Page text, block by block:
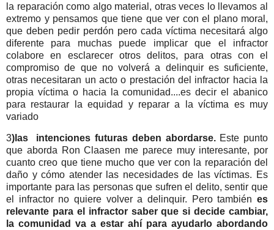
la reparación como algo material, otras veces lo llevamos al
extremo y pensamos que tiene que ver con el plano moral,
que deben pedir perdón pero cada víctima necesitará algo
diferente para muchas puede implicar que el infractor
colabore en esclarecer otros delitos, para otras con el
compromiso de que no volverá a delinquir es suficiente,
otras necesitaran un acto o prestación del infractor hacia la
propia víctima o hacia la comunidad....es decir el abanico
para restaurar la equidad y reparar a la víctima es muy
variado
3)las intenciones futuras deben abordarse.Este punto
que aborda Ron Claasen me parece muy interesante, por
cuanto creo que tiene mucho que ver con la reparación del
daño y cómo atender las necesidades de las víctimas. Es
importante para las personas que sufren el delito, sentir que
el infractor no quiere volver a delinquir. Pero también es
relevante para el infractor saber que si decide cambiar,
la comunidad va a estar ahí para ayudarlo abordando